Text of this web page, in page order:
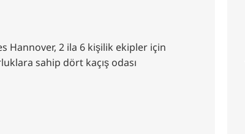
Hannover, 2 ila 6 kişilik ekipler için
sahip dört kaçış odası